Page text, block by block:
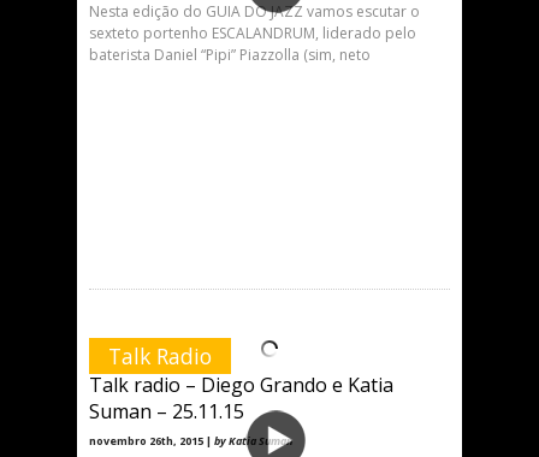
Nesta edição do GUIA DO JAZZ vamos escutar o
sexteto portenho ESCALANDRUM, liderado pelo
baterista Daniel “Pipi” Piazzolla (sim, neto
Talk Radio
Talk radio – Diego Grando e Katia
Suman – 25.11.15
novembro 26th, 2015 | by Katia Suman